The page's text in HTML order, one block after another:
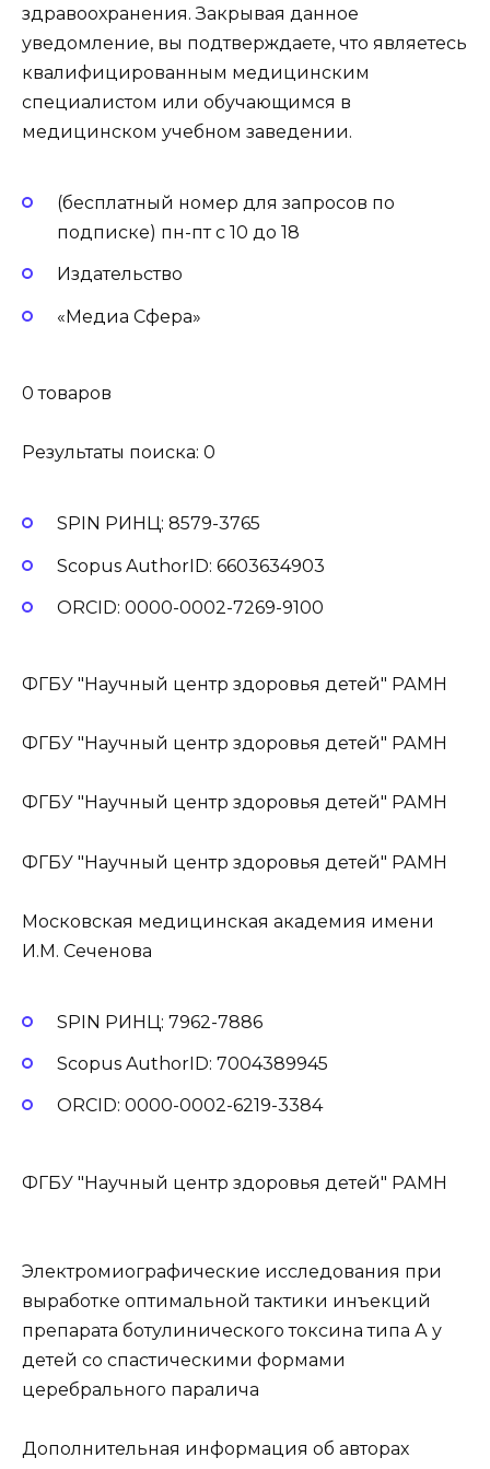
здравоохранения. Закрывая данное
уведомление, вы подтверждаете, что являетесь
квалифицированным медицинским
специалистом или обучающимся в
медицинском учебном заведении.
(бесплатный номер для запросов по
подписке) пн-пт с 10 до 18
Издательство
«Медиа Сфера»
0 товаров
Результаты поиска: 0
SPIN РИНЦ: 8579-3765
Scopus AuthorID: 6603634903
ORCID: 0000-0002-7269-9100
ФГБУ "Научный центр здоровья детей" РАМН
ФГБУ "Научный центр здоровья детей" РАМН
ФГБУ "Научный центр здоровья детей" РАМН
ФГБУ "Научный центр здоровья детей" РАМН
Московская медицинская академия имени
И.М. Сеченова
SPIN РИНЦ: 7962-7886
Scopus AuthorID: 7004389945
ORCID: 0000-0002-6219-3384
ФГБУ "Научный центр здоровья детей" РАМН
Электромиографические исследования при
выработке оптимальной тактики инъекций
препарата ботулинического токсина типа А у
детей со спастическими формами
церебрального паралича
Дополнительная информация об авторах